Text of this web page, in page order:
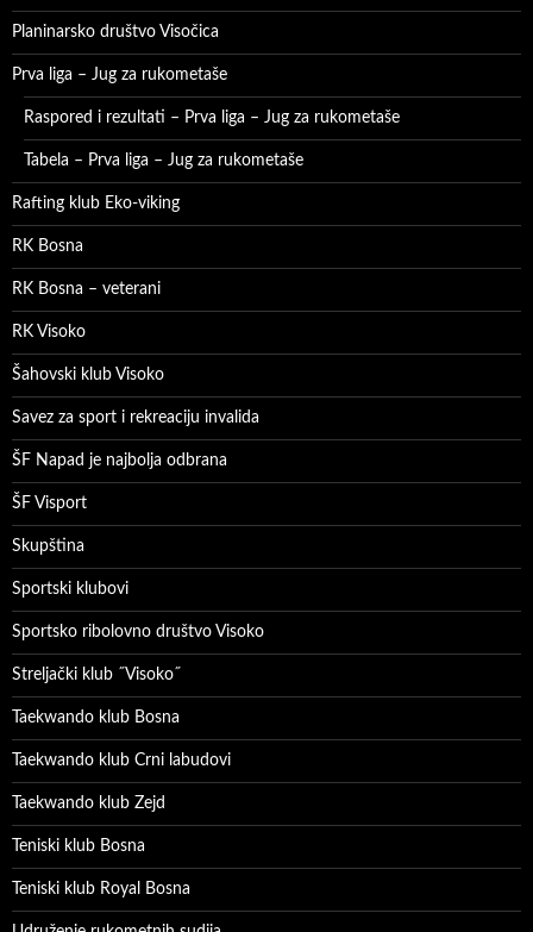
Planinarsko društvo Visočica
Prva liga – Jug za rukometaše
Raspored i rezultati – Prva liga – Jug za rukometaše
Tabela – Prva liga – Jug za rukometaše
Rafting klub Eko-viking
RK Bosna
RK Bosna – veterani
RK Visoko
Šahovski klub Visoko
Savez za sport i rekreaciju invalida
ŠF Napad je najbolja odbrana
ŠF Visport
Skupština
Sportski klubovi
Sportsko ribolovno društvo Visoko
Streljački klub ˝Visoko˝
Taekwando klub Bosna
Taekwando klub Crni labudovi
Taekwando klub Zejd
Teniski klub Bosna
Teniski klub Royal Bosna